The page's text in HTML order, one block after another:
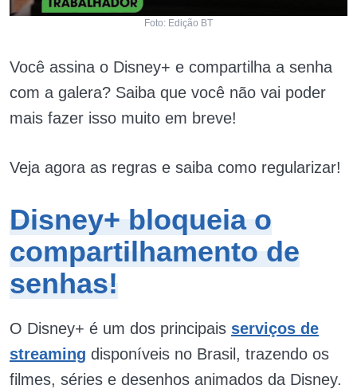
Foto: Edição BT
Você assina o Disney+ e compartilha a senha
com a galera? Saiba que você não vai poder
mais fazer isso muito em breve!
Veja agora as regras e saiba como regularizar!
Disney+ bloqueia o
compartilhamento de
senhas!
O Disney+ é um dos principais serviços de
streaming disponíveis no Brasil, trazendo os
filmes, séries e desenhos animados da Disney.